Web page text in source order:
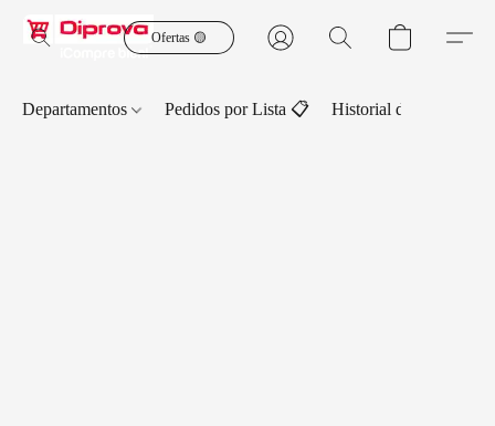
Ofertas 🟡
Departamentos Pedidos por Lista 📋 Historial de Pedidos